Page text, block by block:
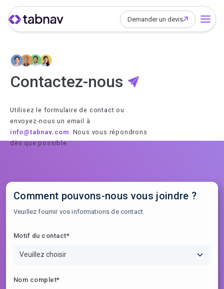
Demander un devis
Comment pouvons-nous vous joindre ?
Veuillez fournir vos informations de contact.
Motif du contact*
Veuillez choisir
Nom complet*
Contactez-nous
Utilisez le formulaire de contact ou
envoyez-nous un email à
info@tabnav.com . Nous vous répondrons
dès que possible.